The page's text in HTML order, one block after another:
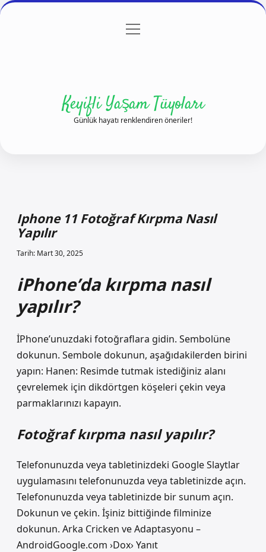
Gizlilik Politikası
menüyü
Keyifli Yaşam Tüyoları
Günlük hayatı renklendiren öneriler!
Iphone 11 Fotoğraf Kırpma Nasıl
Yapılır
Tarih: Mart 30, 2025
iPhone’da kırpma nasıl
yapılır?
İPhone’unuzdaki fotoğraflara gidin. Sembolüne
dokunun. Sembole dokunun, aşağıdakilerden birini
yapın: Hanen: Resimde tutmak istediğiniz alanı
çevrelemek için dikdörtgen köşeleri çekin veya
parmaklarınızı kapayın.
Fotoğraf kırpma nasıl yapılır?
Telefonunuzda veya tabletinizdeki Google Slaytlar
uygulamasını telefonunuzda veya tabletinizde açın.
Telefonunuzda veya tabletinizde bir sunum açın.
Dokunun ve çekin. İşiniz bittiğinde filminize
dokunun. Arka Cricken ve Adaptasyonu –
AndroidGoogle.com ›Dox› Yanıt